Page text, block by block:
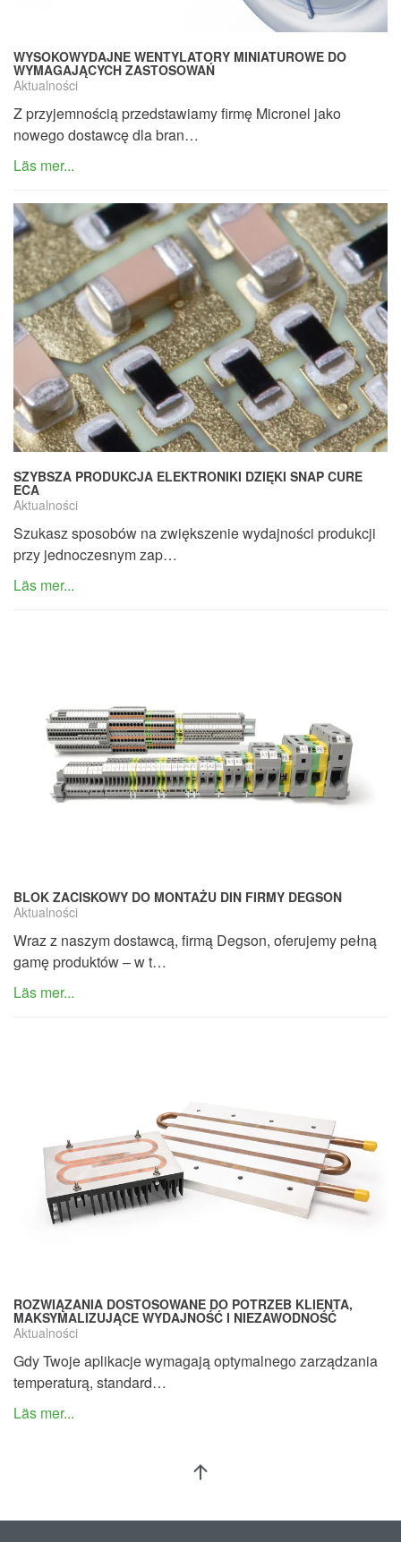
WYSOKOWYDAJNE WENTYLATORY MINIATUROWE DO
WYMAGAJĄCYCH ZASTOSOWAŃ
Aktualności
Z przyjemnością przedstawiamy firmę Micronel jako
nowego dostawcę dla bran…
Läs mer...
SZYBSZA PRODUKCJA ELEKTRONIKI DZIĘKI SNAP CURE
ECA
Aktualności
Szukasz sposobów na zwiększenie wydajności produkcji
przy jednoczesnym zap…
Läs mer...
BLOK ZACISKOWY DO MONTAŻU DIN FIRMY DEGSON
Aktualności
Wraz z naszym dostawcą, firmą Degson, oferujemy pełną
gamę produktów – w t…
Läs mer...
ROZWIĄZANIA DOSTOSOWANE DO POTRZEB KLIENTA,
MAKSYMALIZUJĄCE WYDAJNOŚĆ I NIEZAWODNOŚĆ
Aktualności
Gdy Twoje aplikacje wymagają optymalnego zarządzania
temperaturą, standard…
Läs mer...